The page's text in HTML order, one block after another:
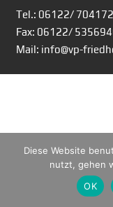
Tel.: 06122/
Fax: 06122/
Mail: info@vp-
Diese Website
nutzt, gehen
OK